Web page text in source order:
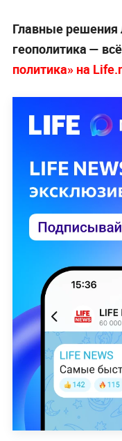
Главные решения
геополитика —
политика» на